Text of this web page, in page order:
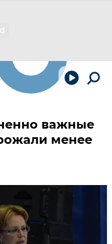
важные
менее